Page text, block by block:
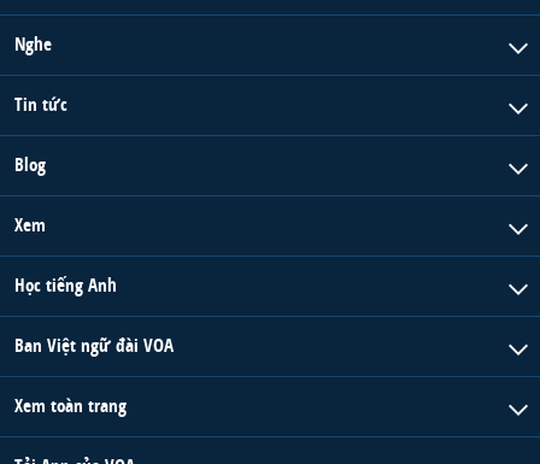
Nghe
Tin tức
Blog
Xem
Học tiếng Anh
Ban Việt ngữ đài VOA
Xem toàn trang